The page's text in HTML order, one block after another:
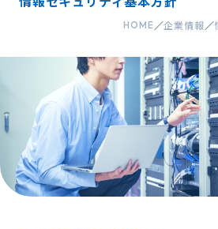
HOME 企業情報